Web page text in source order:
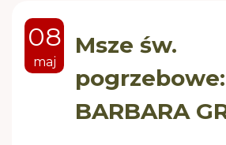
Róże Żywego Różańca
Rozpaleni Wiarą
Pogrzeb chrześcijański
08
maj
Msze św.
BARBARA